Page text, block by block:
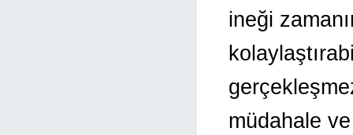
ineği
müdahale